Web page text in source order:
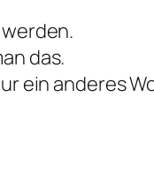
das.
ein anderes